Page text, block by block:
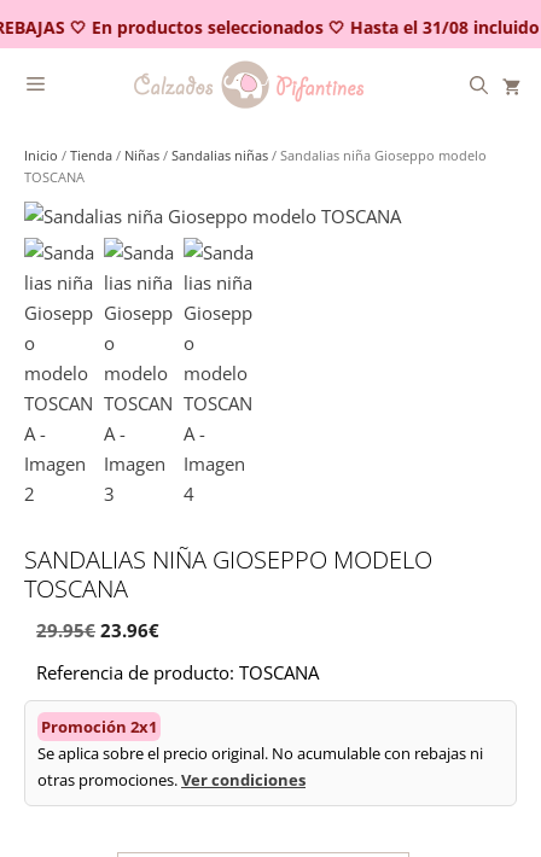
🤍 En productos seleccionados 🤍 Hasta el 31/08 incluido
al
contenido
Inicio / Tienda / Niñas / Sandalias niñas / Sandalias niña Gioseppo modelo
TOSCANA
SANDALIAS NIÑA GIOSEPPO MODELO
TOSCANA
29.95€ El
precio
original
era:
29.95€.
23.96€El
precio
es:
23.96€.
Referencia de producto: TOSCANA
Promoción 2x1
Se aplica sobre el precio original. No acumulable con rebajas ni
otras promociones.Ver condiciones